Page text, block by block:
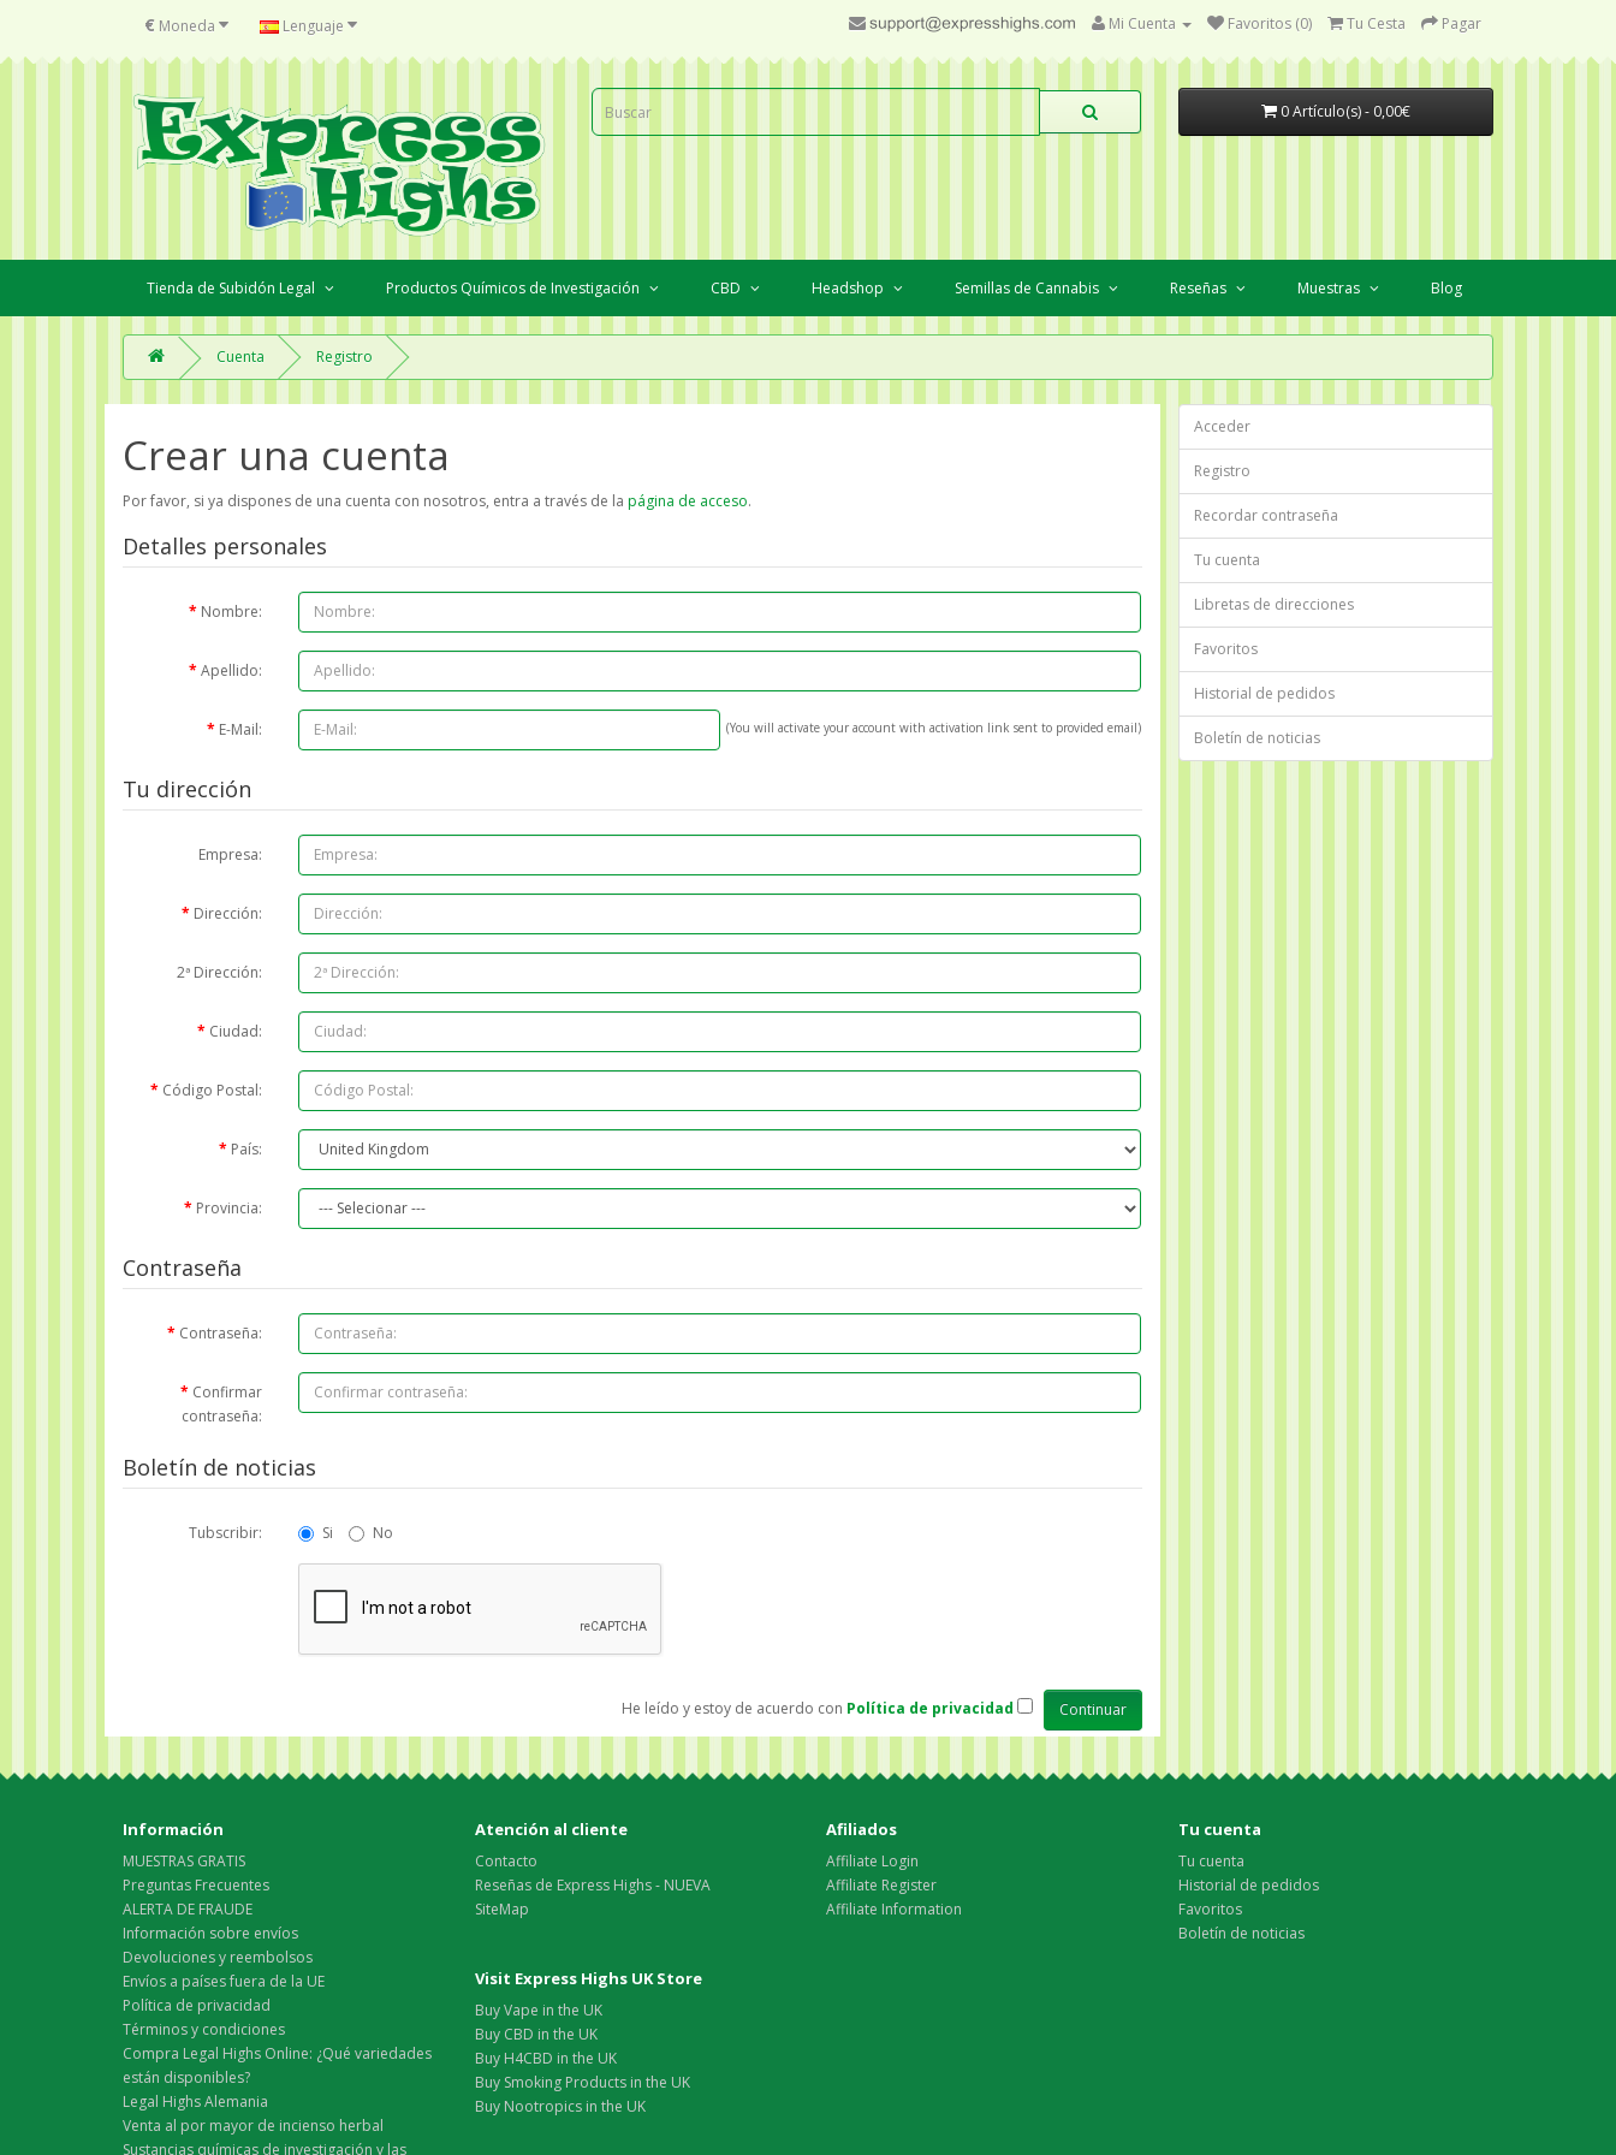
€ Moneda Lenguaje Mi Cuenta Favoritos (0) Tu Cesta Pagar
0 Artículo(s) - 0,00€
Tienda de Subidón Legal Productos Químicos de Investigación CBD Headshop Semillas de Cannabis Reseñas Muestras Blog
Cuenta Registro
Crear una cuenta
Por favor, si ya dispones de una cuenta con nosotros, entra a través de la página de acceso.
Detalles personales
Nombre:
Apellido:
E-Mail: (You will activate your account with activation link sent to provided email)
Tu dirección
Empresa:
Dirección:
2ª Dirección:
Ciudad:
Código Postal:
País:
Provincia:
Contraseña
Contraseña:
Confirmar
contraseña:
Boletín de noticias
Tubscribir: Si No
He leído y estoy de acuerdo con Política de privacidad
Acceder
Registro
Recordar contraseña
Tu cuenta
Libretas de direcciones
Favoritos
Historial de pedidos
Boletín de noticias
Información
MUESTRAS GRATIS
Preguntas Frecuentes
ALERTA DE FRAUDE
Información sobre envíos
Devoluciones y reembolsos
Envíos a países fuera de la UE
Política de privacidad
Términos y condiciones
Compra Legal Highs Online: ¿Qué variedades
están disponibles?
Legal Highs Alemania
Venta al por mayor de incienso herbal
Sustancias químicas de investigación y las
Atención al cliente
Contacto
Reseñas de Express Highs - NUEVA
SiteMap
Afiliados
Affiliate Login
Affiliate Register
Affiliate Information
Tu cuenta
Tu cuenta
Historial de pedidos
Favoritos
Boletín de noticias
Visit Express Highs UK Store
Buy Vape in the UK
Buy CBD in the UK
Buy H4CBD in the UK
Buy Smoking Products in the UK
Buy Nootropics in the UK